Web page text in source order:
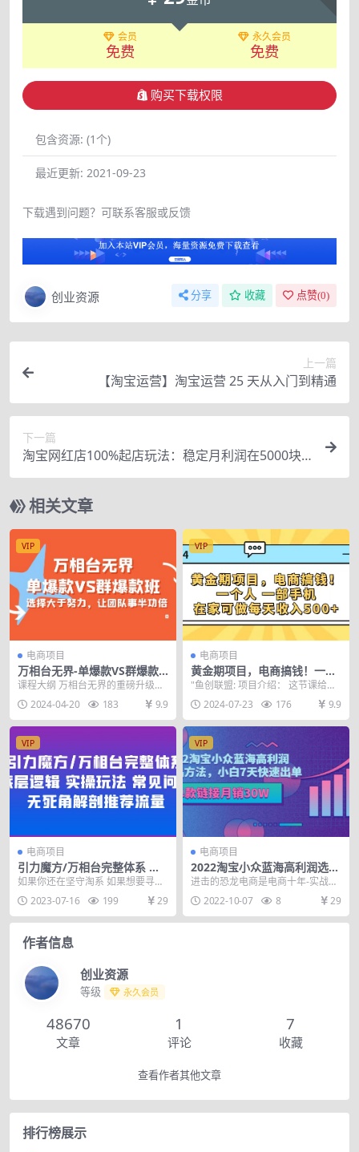
会员
免费
永久会员
免费
购买下载权限
包含资源: (1个)
最近更新: 2021-09-23
下载遇到问题？可联系客服或反馈
创业资源 分享 收藏 点赞(0)
上一篇
【淘宝运营】淘宝运营 25 天从入门到精通
下一篇
淘宝网红店100%起店玩法：稳定月利润在5000块
左右，轻松一人可操作多店
相关文章
VIP
电商项目
万相台无界-单爆款VS群爆款
班：选择大于努力，让团队事
课程大纲 万相台无界的重磅升级创
新 1、万相台无界序列化打造爆款
与MTA归因; ...
2024-04-20 183 9.9
VIP
电商项目
黄金期项目，电商搞钱！一个
人，一部手机，在家可做，每
"鱼创联盟: 项目介绍： 这节课给大
家讲一个正处于黄金期项目，在电
商平...2024-07-23 176 9.9
VIP
电商项目
引力魔方/万相台完整体系 底
层逻辑 实操玩法 常见问题 无
死角解剖推荐流量
如果你还在坚守淘系 如果想要寻求
流量突破 那引力魔方和万相台无疑
是最好的选择 如...
2023-07-16 199 29
VIP
电商项目
2022淘宝小众蓝海高利润选品
方法，小白7天快速出单，单
款链接月销30W
进击的恐龙电商是电商十年-实战派
卖家-擅长产品定位曾2家电商公
司，1家5000万...
2022-10-07 8 29
作者信息
创业资源
等级 永久会员
48670
文章
1
评论
7
收藏
查看作者其他文章
排行榜展示